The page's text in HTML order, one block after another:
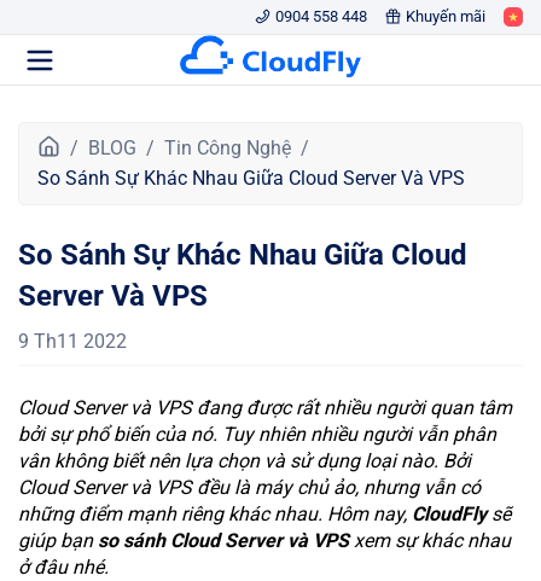
0904 558 448 Khuyến mãi
r
g
h
ủ
BLOG
Tin Công Nghệ
So Sánh Sự Khác Nhau Giữa Cloud Server Và VPS
So Sánh Sự Khác Nhau Giữa Cloud
Server Và VPS
9 Th11 2022
Cloud Server và VPS đang được rất nhiều người quan tâm
bởi sự phổ biến của nó. Tuy nhiên nhiều người vẫn phân
vân không biết nên lựa chọn và sử dụng loại nào. Bởi
Cloud Server và VPS đều là máy chủ ảo, nhưng vẫn có
những điểm mạnh riêng khác nhau. Hôm nay, CloudFlysẽ
giúp bạn so sánh Cloud Server và VPSxem sự khác nhau
ở đâu nhé.